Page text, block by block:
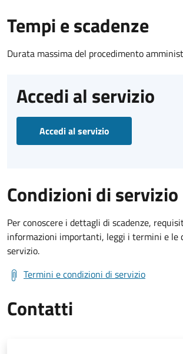
Tempi e scadenze
Durata massima del procedimento
Accedi al servizio
Accedi al servizio
Condizioni di servizio
Per conoscere i dettagli di scadenze,
informazioni importanti, leggi i termini e le
servizio.
Termini e condizioni di servizio
Contatti